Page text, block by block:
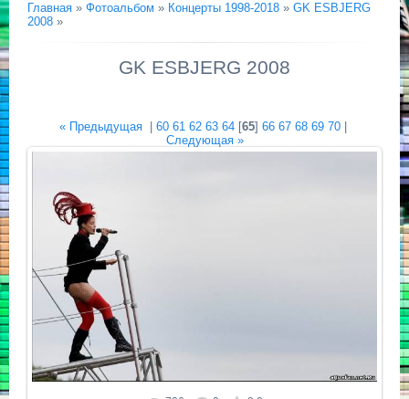
Главная » Фотоальбом » Концерты 1998-2018 » GK ESBJERG
2008 »
GK ESBJERG 2008
« Предыдущая| 60 61 62 63 64[65] 66 67 68 69 70|
Следующая »